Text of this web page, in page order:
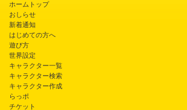
ホームトップ
おしらせ
新着通知
はじめての方へ
遊び方
世界設定
キャラクター一覧
キャラクター検索
キャラクター作成
らっポ
チケット